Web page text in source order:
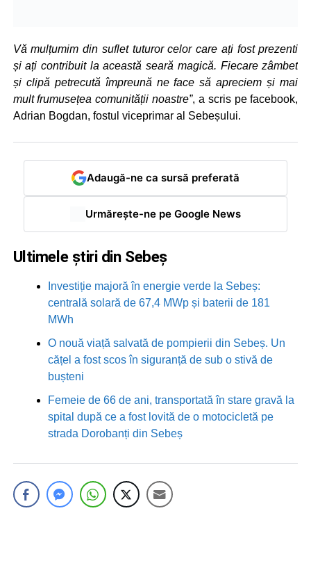
Vă mulțumim din suflet tuturor celor care ați fost prezenti
și ați contribuit la această seară magică. Fiecare zâmbet
și clipă petrecută împreună ne face să apreciem și mai
mult frumusețea comunității noastre”, a scris pe facebook,
Adrian Bogdan, fostul viceprimar al Sebeșului.
Adaugă-ne ca sursă preferată
Urmărește-ne pe Google News
Ultimele știri din Sebeș
Investiție majoră în energie verde la Sebeș:
centrală solară de 67,4 MWp și baterii de 181
MWh
O nouă viață salvată de pompierii din Sebeș. Un
cățel a fost scos în siguranță de sub o stivă de
bușteni
Femeie de 66 de ani, transportată în stare gravă la
spital după ce a fost lovită de o motocicletă pe
strada Dorobanți din Sebeș